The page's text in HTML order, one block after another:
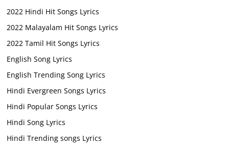
2022 Hindi Hit Songs Lyrics
2022 Malayalam Hit Songs Lyrics
2022 Tamil Hit Songs Lyrics
English Song Lyrics
English Trending Song Lyrics
Hindi Evergreen Songs Lyrics
Hindi Popular Songs Lyrics
Hindi Song Lyrics
Hindi Trending songs Lyrics